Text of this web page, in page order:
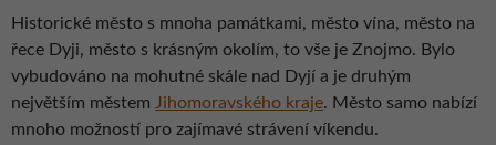
Historické město s mnoha památkami, město vína, město na
řece Dyji, město s krásným okolím, to vše je Znojmo. Bylo
vybudováno na mohutné skále nad Dyjí a je druhým
největším městem Jihomoravského kraje. Město samo nabízí
mnoho možností pro zajímavé strávení víkendu.